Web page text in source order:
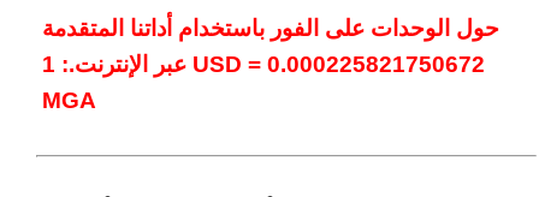
حول الوحدات على الفور باستخدام أداتنا المتقدمة
عبر الإنترنت.: 1 USD = 0.000225821750672
MGA